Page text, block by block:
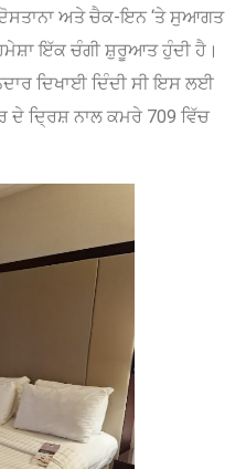
ਦੋਸਤਾਨਾ ਅਤੇ ਚੈਕ-ਇਨ ‘ਤੇ ਸੁਆਗਤ
ਇੱਕ ਚੰਗੀ ਸ਼ੁਰੂਆਤ ਹੁੰਦੀ ਹੈ।
ਦਿਖਾਈ ਦਿੰਦੀ ਸੀ ਇਸ ਲਈ
ਦ੍ਰਿਸ਼ ਨਾਲ ਕਮਰੇ 709 ਵਿੱਚ